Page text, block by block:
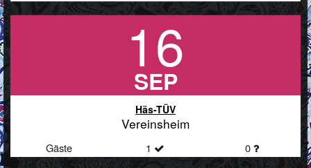
16
SEP
Häs-TÜV
Vereinsheim
Gäste 1 0